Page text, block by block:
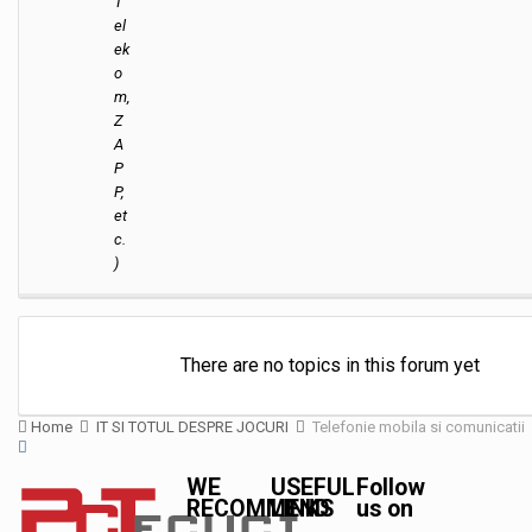
el
ek
o
m,
Z
A
P
P,
et
c.
)
There are no topics in this forum yet
Home IT SI TOTUL DESPRE JOCURI Telefonie mobila si comunicatii
WE
RECOMMEND
USEFUL
LINKS
Follow
us on